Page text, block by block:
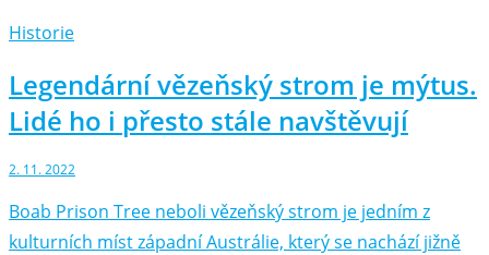
Historie
Legendární vězeňský strom je mýtus.
Lidé ho i přesto stále navštěvují
2. 11. 2022
Boab Prison Tree neboli vězeňský strom je jedním z
kulturních míst západní Austrálie, který se nachází jižně